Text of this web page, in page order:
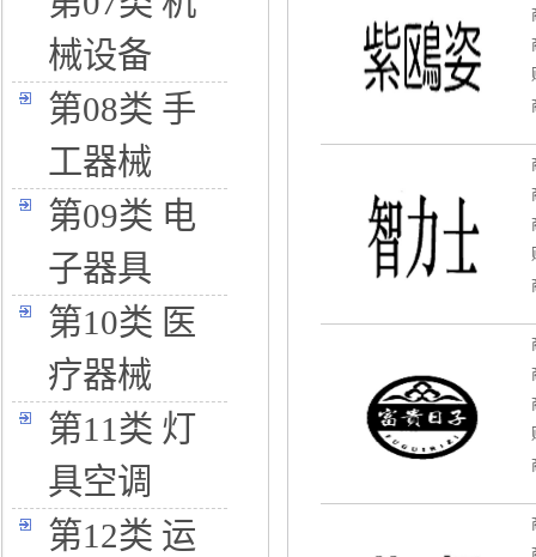
械设备
第08类 手
工器械
第09类 电
子器具
第10类 医
疗器械
第11类 灯
具空调
第12类 运